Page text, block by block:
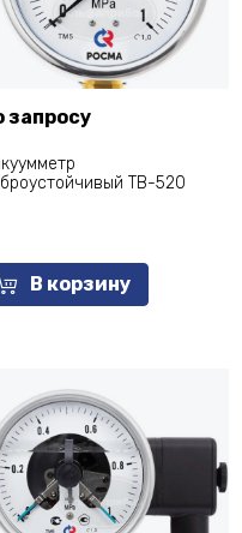
запросу
ТВ-520
В корзину